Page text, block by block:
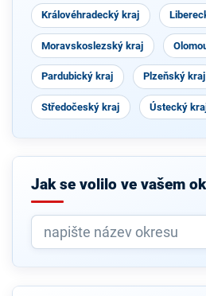
Královéhradecký kraj
Moravskoslezský kraj
Pardubický kraj Plzeňský kraj
Středočeský kraj Ústecký
Jak se volilo ve vašem